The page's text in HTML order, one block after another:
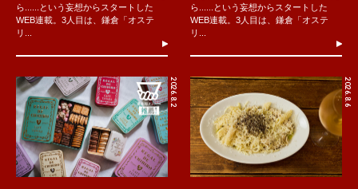
ら......という妄想からスタートした
WEB連載。3人目は、鎌倉「オステ
リ...
ら......という妄想からスタートした
WEB連載。3人目は、鎌倉「オステ
リ...
2026.8.2 2026.8.6